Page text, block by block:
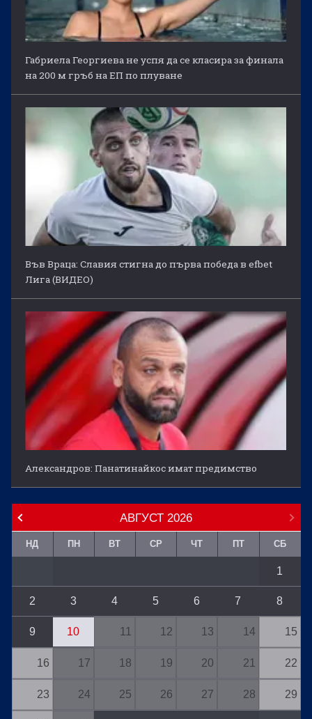
Габриела Георгиева не успя да се класира за финала
на 200 м гръб на ЕП по плуване
Във Враца: Славия стигна до първа победа в efbet
Лига (ВИДЕО)
Александров: Панатинайкос имат предимство
АВГУСТ 2026
НД ПН ВТ СР ЧТ ПТ СБ
1
2 3 4 5 6 7 8
9 10 11 12 13 14 15
16 17 18 19 20 21 22
23 24 25 26 27 28 29